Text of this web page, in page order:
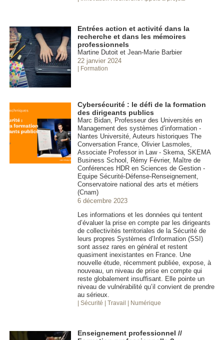
Entrées action et activité dans la
recherche et dans les mémoires
professionnels
Martine Dutoit et Jean-Marie Barbier
22 janvier 2024
| Formation
Cybersécurité : le défi de la formation
des dirigeants publics
Marc Bidan, Professeur des Universités en
Management des systèmes d’information -
Nantes Université, Auteurs historiques The
Conversation France, Olivier Lasmoles,
Associate Professor in Law - Skema, SKEMA
Business School, Rémy Février, Maître de
Conférences HDR en Sciences de Gestion -
Equipe Sécurité-Défense-Renseignement,
Conservatoire national des arts et métiers
(Cnam)
6 décembre 2023
Les informations et les données qui tentent
d’évaluer la prise en compte par les dirigeants
de collectivités territoriales de la Sécurité de
leurs propres Systèmes d’Information (SSI)
sont assez rares en général et restent
quasiment inexistantes en France. Une
nouvelle étude, récemment publiée, expose, à
nouveau, un niveau de prise en compte qui
reste globalement insuffisant. Elle pointe un
niveau de vulnérabilité qu’il convient de prendre
au sérieux.
| Sécurité | Travail | Numérique
Enseignement professionnel //